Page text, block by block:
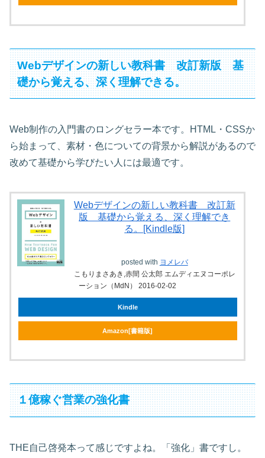
Webデザインの新しい教科書 改訂新版 基
礎から覚える、深く理解できる。
Web制作の入門書のロングセラー本です。HTML・CSSか
ら始まって、素材・色についての背景から解説があるので
改めて基礎から学びたい人には最適です。
Webデザインの新しい教科書 改訂新
版 基礎から覚える、深く理解でき
る。[Kindle版]
posted with ヨメレバ
こもりまさあき,赤間 公太郎 エムディエヌコーポレ
ーション（MdN） 2016-02-02
Kindle
Amazon[書籍版]
１億稼ぐ営業の強化書
THE自己啓発本って感じですよね。「強化」書ですし。